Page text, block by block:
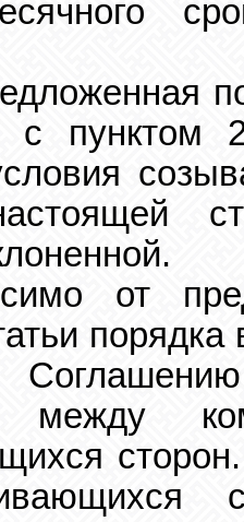
с пунктом
от
порядка
между